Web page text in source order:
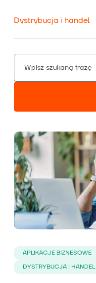
Usługi
Wiedza
O nas
Kontakt
Dystrybucja i handel
APLIKACJE BIZNESOWE
DYSTRYBUCJA I HANDEL